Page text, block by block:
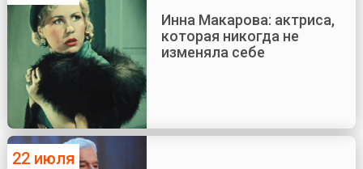
Инна Макарова: актриса,
которая никогда не
изменяла себе
22 июля